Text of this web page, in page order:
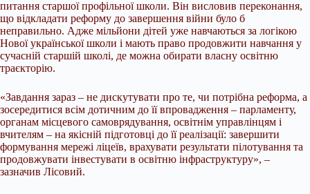
питання старшої профільної школи. Він висловив переконання,
що відкладати реформу до завершення війни було б
неправильно. Адже мільйони дітей уже навчаються за логікою
Нової української школи і мають право продовжити навчання у
сучасній старшій школі, де можна обирати власну освітню
траєкторію.
«Завдання зараз – не дискутувати про те, чи потрібна реформа, а
зосередитися всім дотичним до її впровадження – парламенту,
органам місцевого самоврядування, освітнім управлінцям і
вчителям – на якісній підготовці до її реалізації: завершити
формування мережі ліцеїв, врахувати результати пілотування та
продовжувати інвестувати в освітню інфраструктуру», –
зазначив Лісовий.